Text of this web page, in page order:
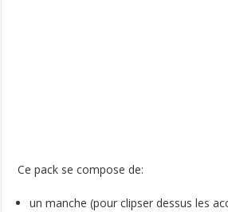
Ce pack se compose de:
un manche (pour clipser dessus les